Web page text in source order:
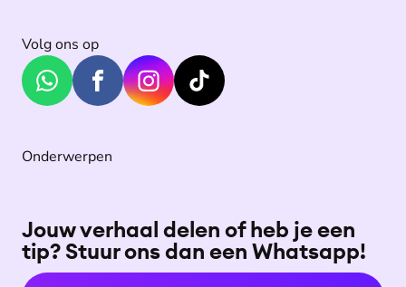
Volg ons op
Onderwerpen
Jouw verhaal delen of heb je een
tip? Stuur ons dan een Whatsapp!